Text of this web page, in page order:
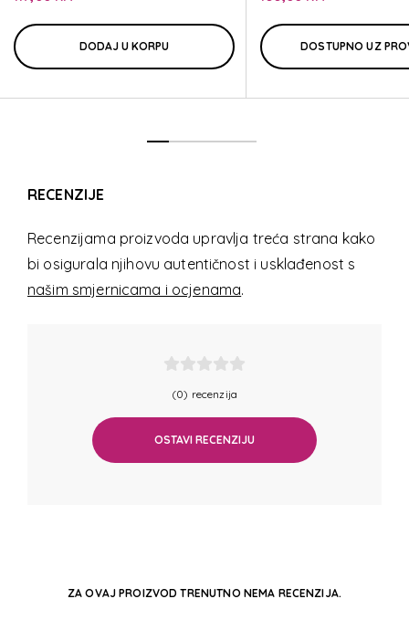
ATTACK 2
DODAJ U KORPU DOSTUPNO UZ
RECENZIJE
Recenzijama proizvoda upravlja treća strana kako
bi osigurala njihovu autentičnost i usklađenost s
našim smjernicama i ocjenama.
(0) recenzija
OSTAVI RECENZIJU
ZA OVAJ PROIZVOD TRENUTNO NEMA RECENZIJA.